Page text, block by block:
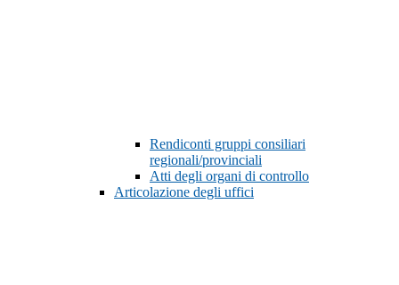
Rendiconti gruppi consiliari
regionali/provinciali
Atti degli organi di controllo
Articolazione degli uffici